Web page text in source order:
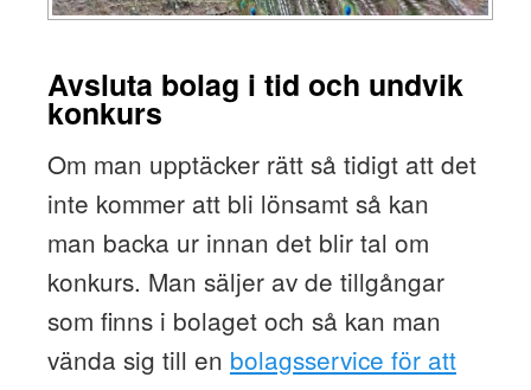
Avsluta bolag i tid och undvik
konkurs
Om man upptäcker rätt så tidigt att det
inte kommer att bli lönsamt så kan
man backa ur innan det blir tal om
konkurs. Man säljer av de tillgångar
som finns i bolaget och så kan man
vända sig till en bolagsservice för att